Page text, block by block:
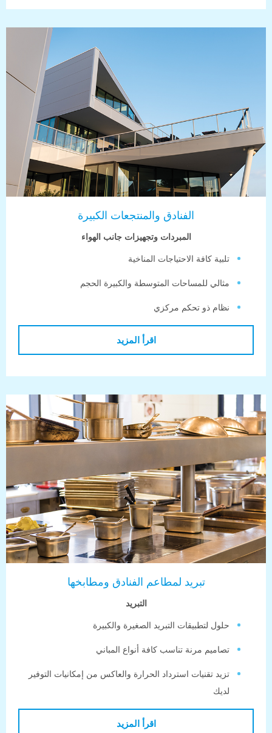
الفنادق والمنتجعات الكبيرة
المبردات وتجهيزات جانب الهواء
كافة الاحتياجات المناخية
للمساحات المتوسطة والكبيرة الحجم
ذو تحكم مركزي
تبريد لمطاعم الفنادق ومطابخها
لتطبيقات التبريد الصغيرة والكبيرة
مرنة تناسب كافة أنواع المباني
تقنيات استرداد الحرارة والعاكس من إمكانيات التوفير